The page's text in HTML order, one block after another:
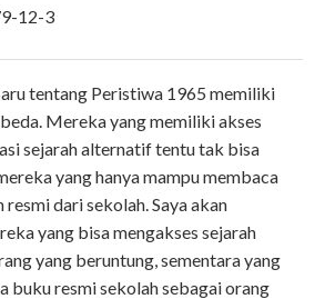
12-3
tentang Peristiwa 1965 memiliki
Mereka yang memiliki akses
sejarah alternatif tentu tak bisa
yang hanya mampu membaca
dari sekolah. Saya akan
yang bisa mengakses sejarah
yang beruntung, sementara yang
buku resmi sekolah sebagai orang